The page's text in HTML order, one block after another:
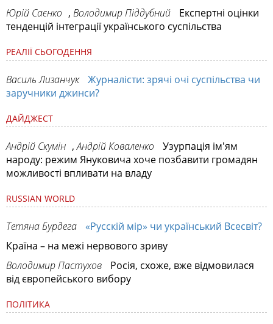
Юрій Саєнко , Володимир Піддубний
Експертні оцінки
тенденцій інтеграції українського суспільства
РЕАЛІЇ СЬОГОДЕННЯ
Василь Лизанчук
Журналісти: зрячі очі суспільства чи
заручники джинси?
ДАЙДЖЕСТ
Андрій Скумін ,Андрій Коваленко
Узурпація ім'ям
народу: режим Януковича хоче позбавити громадян
можливості впливати на владу
RUSSIAN WORLD
Тетяна Бурдега
«Русскій мір» чи український Всесвіт?
Країна – на межі нервового зриву
Володимир Пастухов
Росія, схоже, вже відмовилася
від європейського вибору
ПОЛІТИКА